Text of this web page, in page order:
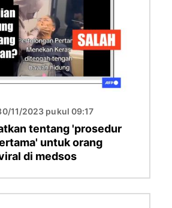
11/2023 pukul 09:17
tentang 'prosedur
untuk orang
di medsos